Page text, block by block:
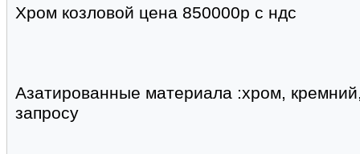
Хром козловой цена 850000р с ндс
Азатированные материала :хром,
запросу